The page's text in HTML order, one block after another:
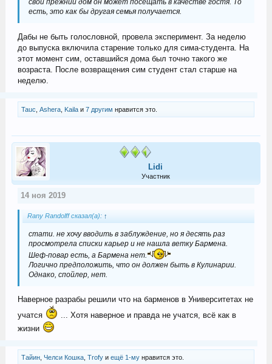
свой прежний дом он может посещать в качестве гостя. То
есть, это как бы другая семья получается.
Дабы не быть голословной, провела эксперимент. За неделю
до выпуска включила старение только для сима-студента. На
этот момент сим, оставшийся дома был точно такого же
возраста. После возвращения сим студент стал старше на
неделю.
Tauc Ashera, Kailaи 7 другим нравится это.
Lidi
Участник
14 ноя 2019
Rany Randolff сказал(а): ↑
стати. не хочу вводить в заблуждение, но я десять раз
просмотрела списки карьер и не нашла ветку Бармена.
Шеф-повар есть, а Бармена нет.
Логично предположить, что он должен быть в Кулинарии.
Однако, спойлер, нет.
Наверное разрабы решили что на барменов в Университетах не
учатся
... Хотя наверное и правда не учатся, всё как в
жизни
Тайин, Челси Кошка, Trofyи ещё 1-мунравится это.